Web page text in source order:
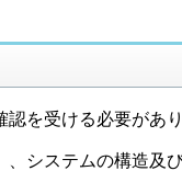
を受ける必要があり
システムの構造及